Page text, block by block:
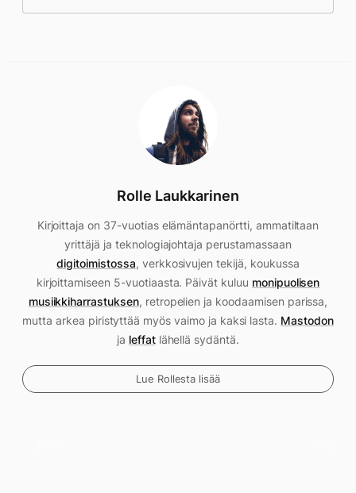
Rolle Laukkarinen
Kirjoittaja on 37-vuotias elämäntapanörtti, ammatiltaan
yrittäjä ja teknologiajohtaja perustamassaan
digitoimistossa, verkkosivujen tekijä, koukussa
kirjoittamiseen 5-vuotiaasta. Päivät kuluu monipuolisen
musiikkiharrastuksen, retropelien ja koodaamisen parissa,
mutta arkea piristyttää myös vaimo ja kaksi lasta. Mastodon
ja leffatlähellä sydäntä.
Lue Rollesta lisää